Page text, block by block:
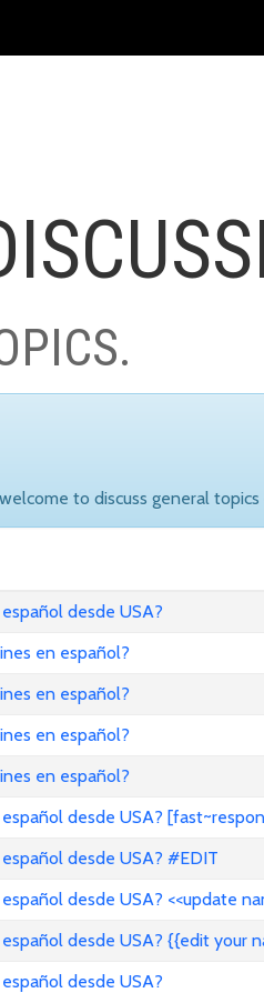
to discuss general
desde USA?
en español?
en español?
en español?
en español?
desde USA?
desde USA? #EDIT
desde USA? <<update
desde USA? {{edit your
desde USA?